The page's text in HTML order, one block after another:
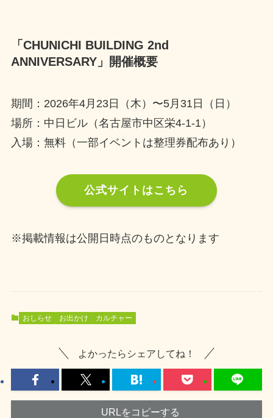
「CHUNICHI BUILDING 2nd
ANNIVERSARY」開催概要
期間：2026年4月23日（木）〜5月31日（日）
場所：中日ビル（名古屋市中区栄4-1-1）
入場：無料（一部イベントは整理券配布あり）
公式サイトはこちら
※掲載情報は公開日時点のものとなります
おしらせ お出かけ カルチャー
よかったらシェアしてね！
URLをコピーする